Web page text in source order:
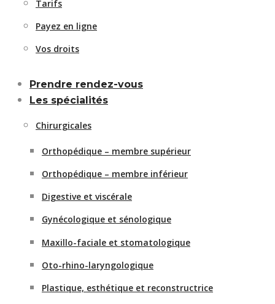
Tarifs
Payez en ligne
Vos droits
Prendre rendez-vous
Les spécialités
Chirurgicales
Orthopédique – membre supérieur
Orthopédique – membre inférieur
Digestive et viscérale
Gynécologique et sénologique
Maxillo-faciale et stomatologique
Oto-rhino-laryngologique
Plastique, esthétique et reconstructrice